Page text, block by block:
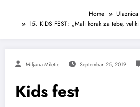
Home
Ulaznica
15. KIDS FEST: „Mali korak za tebe,
Miljana Miletic Septembar 25, 2019
Kids fest